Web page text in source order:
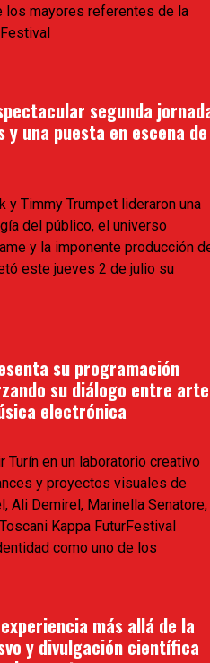
los mayores referentes de la
segunda
una puesta en escena de
y Timmy Trumpet lideraron una
del público, el universo
y la imponente producción
este jueves 2 de julio su
su programación
su diálogo entre arte
electrónica
Turín en un laboratorio creativo
y proyectos visuales de
Ali Demirel, Marinella Senatore,
Kappa FuturFestival
como uno de los
más allá de la
y divulgación científica